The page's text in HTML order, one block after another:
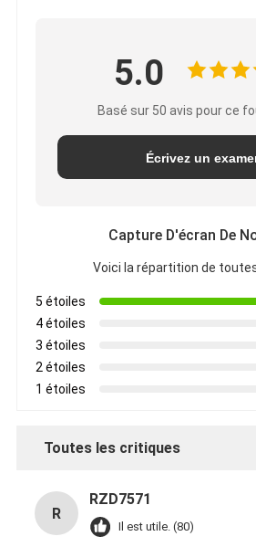
5.0
Basé sur 50 avis pour ce
Écrivez un
Capture D'écran De
Voici la répartition de
5 étoiles
4 étoiles
3 étoiles
2 étoiles
1 étoiles
Toutes les critiques
R
RZD7571
Il est utile. (80)